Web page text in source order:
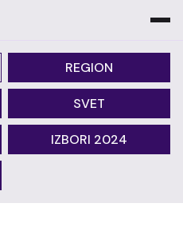
REGION
SVET
IZBORI 2024